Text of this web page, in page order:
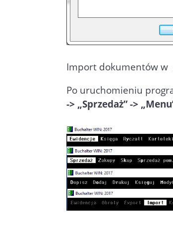
Import dokumentów w
Po uruchomieniu
-> „Sprzedaż” ->